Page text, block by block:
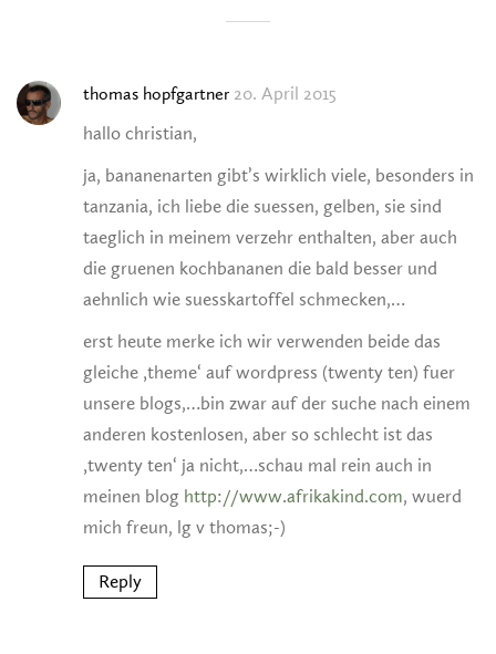
thomas hopfgartner 20. April 2015
hallo christian,
ja, bananenarten gibt’s wirklich viele, besonders in
tanzania, ich liebe die suessen, gelben, sie sind
taeglich in meinem verzehr enthalten, aber auch
die gruenen kochbananen die bald besser und
aehnlich wie suesskartoffel schmecken,…
erst heute merke ich wir verwenden beide das
gleiche ‚theme‘ auf wordpress (twenty ten) fuer
unsere blogs,…bin zwar auf der suche nach einem
anderen kostenlosen, aber so schlecht ist das
‚twenty ten‘ ja nicht,…schau mal rein auch in
meinen blog http://www.afrikakind.com, wuerd
mich freun, lg v thomas;-)
Reply